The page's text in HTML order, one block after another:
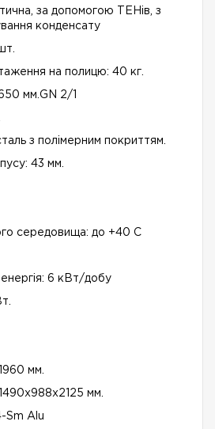
за допомогою ТЕНів, з
конденсату
на полицю: 40 кг.
мм.GN 2/1
з полімерним покриттям.
43 мм.
середовища: до +40 С
6 кВт/добу
мм.
мм.
Sm Alu